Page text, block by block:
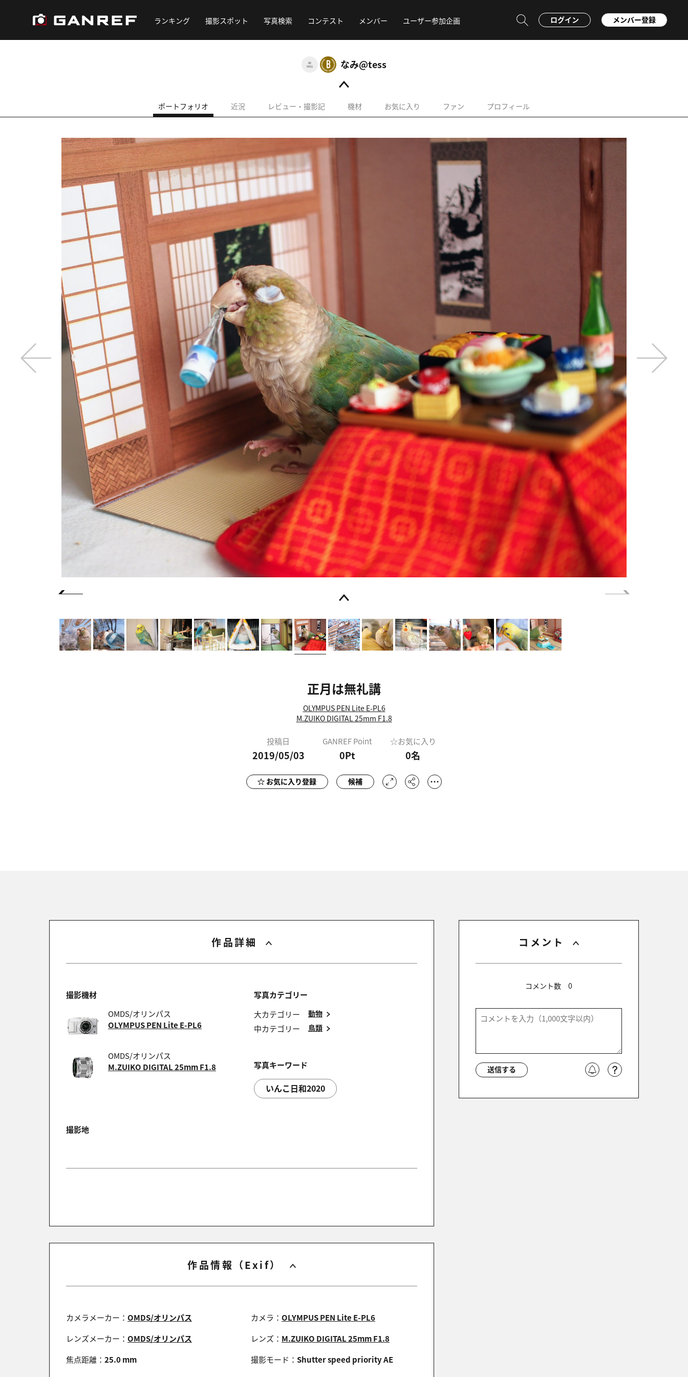
ランキング 撮影スポット 写真検索 コンテスト メンバー ユーザー参加企画 ログイン メンバー登録
なみ@tess
ポートフォリオ 近況 レビュー・撮影記 機材 お気に入り ファン プロフィール
正月は無礼講
OLYMPUS PEN Lite E-PL6
M.ZUIKO DIGITAL 25mm F1.8
投稿日
2019/05/03
GANREF Point
0Pt
☆お気に入り
0名
お気に入り登録 候補
コメント
コメント数 0
送信する
作品詳細
撮影機材
OMDS/オリンパス
OLYMPUS PEN Lite E-PL6
OMDS/オリンパス
M.ZUIKO DIGITAL 25mm F1.8
写真カテゴリー
大カテゴリー
動物
中カテゴリー 鳥類
写真キーワード
いんこ日和2020
撮影地
作品情報（Exif）
カメラメーカー： OMDS/オリンパス カメラ： OLYMPUS PEN Lite E-PL6
レンズメーカー： OMDS/オリンパス レンズ： M.ZUIKO DIGITAL 25mm F1.8
焦点距離： 25.0 mm 撮影モード： Shutter speed priority AE